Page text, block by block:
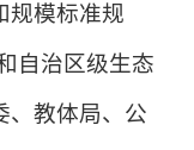
规模标准规
自治区级生态
、教体局、公